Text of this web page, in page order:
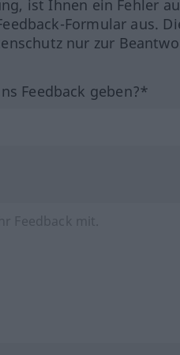
ist Ihnen ein Fehler
Formular aus.
nur zur
Feedback geben?*